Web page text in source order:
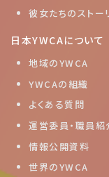
彼女たちのストー
日本YWCAについて
地域のYWCA
YWCAの組織
よくある質問
運営委員・職員紹
情報公開資料
世界のYWCA